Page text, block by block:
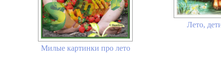
Милые картинки про лето
Лето,